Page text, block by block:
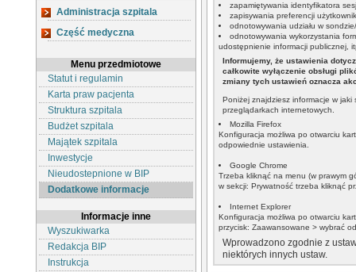
Administracja szpitala
Część medyczna
Menu przedmiotowe
Statut i regulamin
Karta praw pacjenta
Struktura szpitala
Budżet szpitala
Majątek szpitala
Inwestycje
Nieudostepnione w BIP
Dodatkowe informacje
Informacje inne
Wyszukiwarka
Redakcja BIP
Instrukcja
zapamiętywania identyfikatora
zapisywania preferencji
odnotowywania udziału w
odnotowywania wykorzystania
udostępnienie informacji publicznej,
Informujemy, że ustawienia
całkowite wyłączenie obsługi
zmiany tych ustawień oznacza
Poniżej znajdziesz informacje w
przeglądarkach internetowych.
Mozilla Firefox
Konfiguracja możliwa po otwarciu
odpowiednie ustawienia.
Google Chrome
Trzeba kliknąć na menu (w prawym
w sekcji: Prywatność trzeba kliknąć
Internet Explorer
Konfiguracja możliwa po otwarciu
przycisk: Zaawansowane > wybrać
Wprowadzono zgodnie z
niektórych innych ustaw.